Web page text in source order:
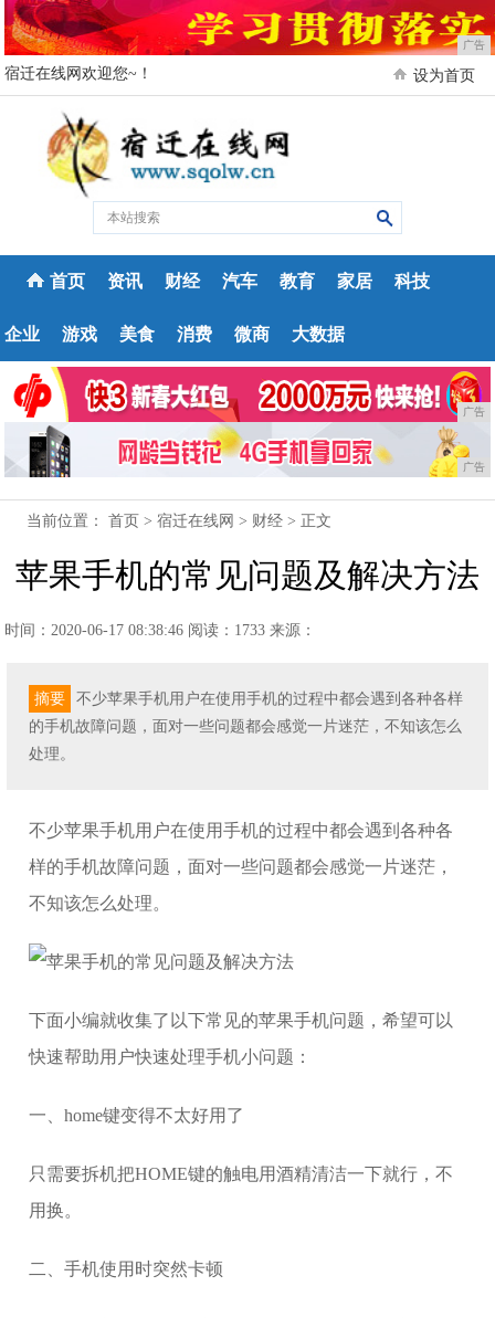
广告
宿迁在线网欢迎您~！ 设为首页
首页 资讯 财经 汽车 教育 家居 科技
企业 游戏 美食 消费 微商 大数据
广告
广告
当前位置：首页 >宿迁在线网 > 财经 > 正文
苹果手机的常见问题及解决方法
时间：2020-06-17 08:38:46 阅读：1733 来源：
摘要
不少苹果手机用户在使用手机的过程中都会遇到各种各样
的手机故障问题，面对一些问题都会感觉一片迷茫，不知该怎么
处理。
不少苹果手机用户在使用手机的过程中都会遇到各种各
样的手机故障问题，面对一些问题都会感觉一片迷茫，
不知该怎么处理。
下面小编就收集了以下常见的苹果手机问题，希望可以
快速帮助用户快速处理手机小问题：
一、home键变得不太好用了
只需要拆机把HOME键的触电用酒精清洁一下就行，不
用换。
二、手机使用时突然卡顿